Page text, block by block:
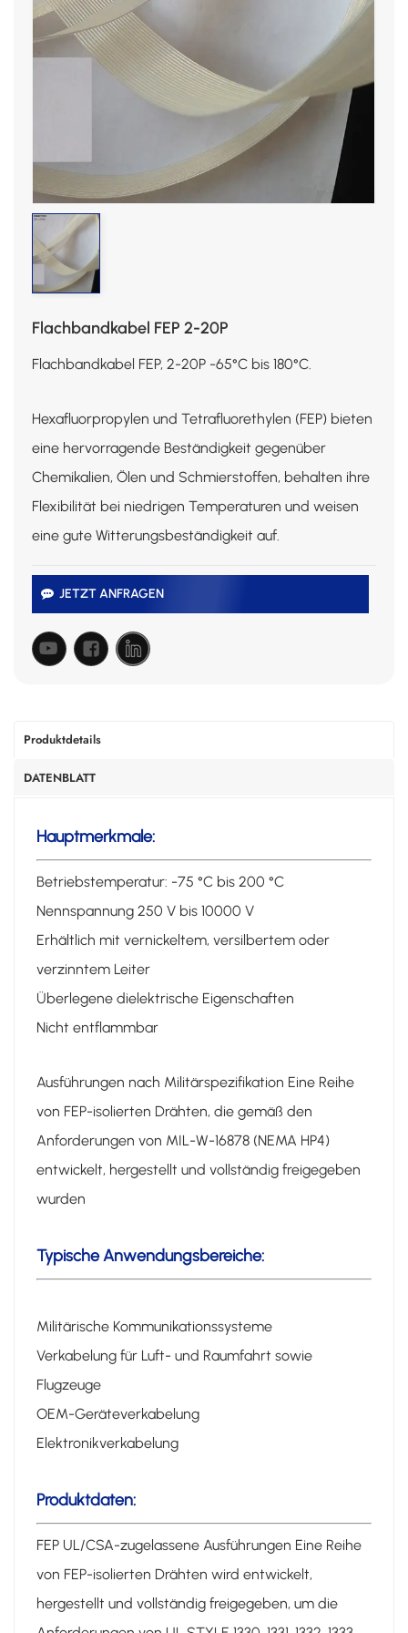
Flachbandkabel FEP 2-20P
Flachbandkabel FEP, 2-20P -65°C bis 180°C.
Hexafluorpropylen und Tetrafluorethylen (FEP) bieten
eine hervorragende Beständigkeit gegenüber
Chemikalien, Ölen und Schmierstoffen, behalten ihre
Flexibilität bei niedrigen Temperaturen und weisen
eine gute Witterungsbeständigkeit auf.
JETZT ANFRAGEN
Produktdetails
DATENBLATT
Hauptmerkmale:
Betriebstemperatur: -75 °C bis 200 °C
Nennspannung 250 V bis 10000 V
Erhältlich mit vernickeltem, versilbertem oder
verzinntem Leiter
Überlegene dielektrische Eigenschaften
Nicht entflammbar
Ausführungen nach Militärspezifikation Eine Reihe
von FEP-isolierten Drähten, die gemäß den
Anforderungen von MIL-W-16878 (NEMA HP4)
entwickelt, hergestellt und vollständig freigegeben
wurden
Typische Anwendungsbereiche:
Militärische Kommunikationssysteme
Verkabelung für Luft- und Raumfahrt sowie
Flugzeuge
OEM-Geräteverkabelung
Elektronikverkabelung
Produktdaten:
FEP UL/CSA-zugelassene Ausführungen Eine Reihe
von FEP-isolierten Drähten wird entwickelt,
hergestellt und vollständig freigegeben, um die